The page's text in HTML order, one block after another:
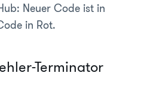
Neuer Code ist in
in Rot.
Terminator